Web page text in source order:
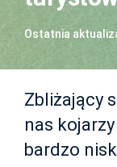
Ostatnia
Zbliżający
nas
bardzo